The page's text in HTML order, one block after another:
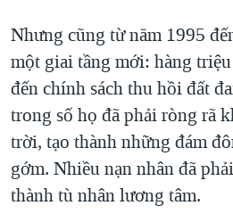
Nhưng cũng từ năm 1995
một giai tầng mới: hàng
đến chính sách thu hồi đất
trong số họ đã phải ròng rã
trời, tạo thành những đám
gớm. Nhiều nạn nhân đã
thành tù nhân lương tâm.